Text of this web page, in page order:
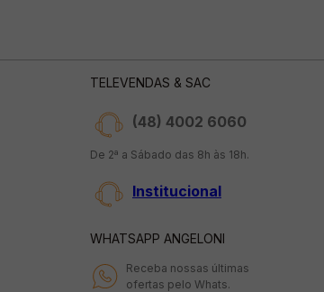
TELEVENDAS & SAC
(48) 4002 6060
De 2ª a Sábado das 8h às 18h.
Institucional
WHATSAPP ANGELONI
Receba nossas últimas
ofertas pelo Whats.